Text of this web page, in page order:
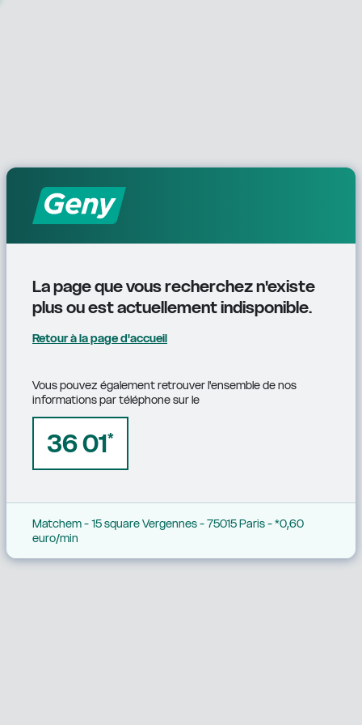
La page que vous recherchez n'existe
plus ou est actuellement indisponible.
Retour à la page d'accueil
Vous pouvez également retrouver l'ensemble de nos
informations par téléphone sur le
36 01*
Matchem - 15 square Vergennes - 75015 Paris - *0,60
euro/min